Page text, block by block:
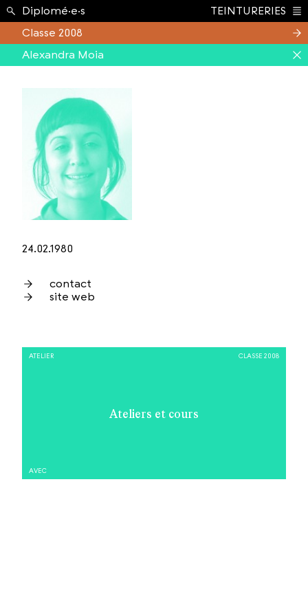
Étudiant.e.s ›
Diplomé·e·s
TEINTURERIES
Classe 2008
Alexandra Moia
24.02.1980
contact
site web
Ateliers et cours
ATELIER CLASSE 2008
AVEC